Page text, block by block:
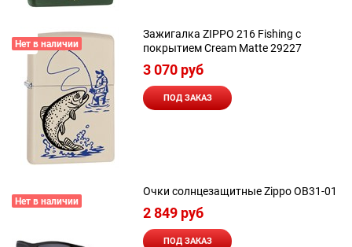
Нет в наличии
Зажигалка ZIPPO 216 Fishing с
покрытием Cream Matte 29227
3 070 руб
ПОД ЗАКАЗ
Нет в наличии
Очки солнцезащитные Zippo OB31-01
2 849 руб
ПОД ЗАКАЗ